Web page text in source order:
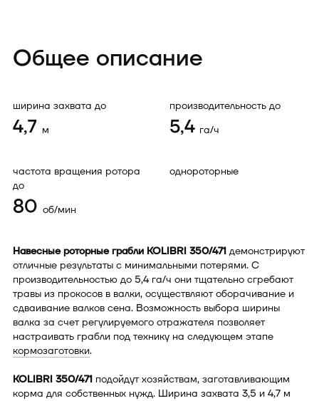
Общее описание
ширина захвата до
4,7 м
производительность до
5,4 га/ч
частота вращения ротора
до
80 об/мин
однороторные
Навесные роторные грабли KOLIBRI 350/471 демонстрируют
отличные результаты с минимальными потерями. С
производительностью до 5,4 га/ч они тщательно сгребают
травы из прокосов в валки, осуществляют оборачивание и
сдваивание валков сена. Возможность выбора ширины
валка за счет регулируемого отражателя позволяет
настраивать грабли под технику на следующем этапе
кормозаготовки.
KOLIBRI 350/471 подойдут хозяйствам, заготавливающим
корма для собственных нужд. Ширина захвата 3,5 и 4,7 м